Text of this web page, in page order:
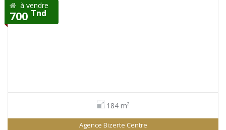
à vendre
700 Tnd
184 m²
Agence Bizerte Centre